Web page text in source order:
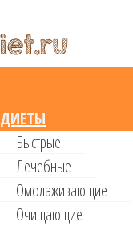
ДИЕТЫ
Быстрые
Лечебные
Омолаживающие
Очищающие